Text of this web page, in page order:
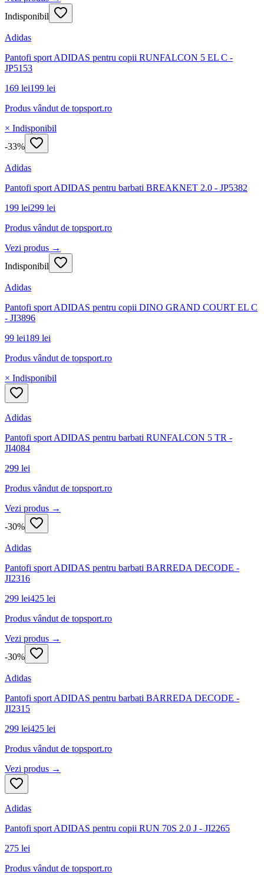
Indisponibil
Adidas
Pantofi sport ADIDAS pentru copii RUNFALCON 5 EL C -
JP5153
169 lei199 lei
Produs vândut de topsport.ro
× Indisponibil
-33%
Adidas
Pantofi sport ADIDAS pentru barbati BREAKNET 2.0 - JP5382
199 lei299 lei
Produs vândut de topsport.ro
Vezi produs →
Indisponibil
Adidas
Pantofi sport ADIDAS pentru copii DINO GRAND COURT EL C
- JI3896
99 lei189 lei
Produs vândut de topsport.ro
× Indisponibil
Adidas
Pantofi sport ADIDAS pentru barbati RUNFALCON 5 TR -
JI4084
299 lei
Produs vândut de topsport.ro
Vezi produs →
-30%
Adidas
Pantofi sport ADIDAS pentru barbati BARREDA DECODE -
JI2316
299 lei425 lei
Produs vândut de topsport.ro
Vezi produs →
-30%
Adidas
Pantofi sport ADIDAS pentru barbati BARREDA DECODE -
JI2315
299 lei425 lei
Produs vândut de topsport.ro
Vezi produs →
Adidas
Pantofi sport ADIDAS pentru copii RUN 70S 2.0 J - JI2265
275 lei
Produs vândut de topsport.ro